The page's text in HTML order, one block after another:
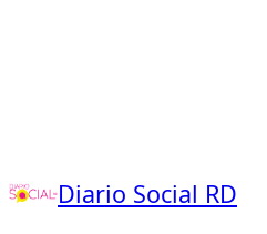
Diario Social RD